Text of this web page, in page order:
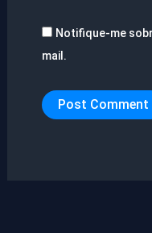
Notifique-me
mail.